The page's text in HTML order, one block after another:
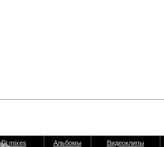
Dj mixes Альбомы
Видеоклипы